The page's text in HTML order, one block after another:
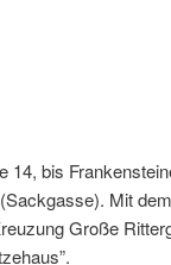
14, bis
Mit
Große